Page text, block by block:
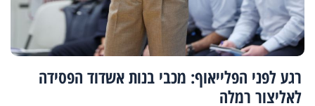
רגע לפני הפלייאוף: מכבי בנות אשדוד הפסידה
לאליצור רמלה